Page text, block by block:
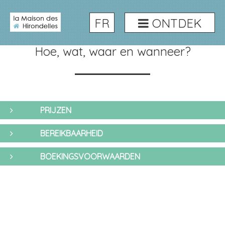
FR ONTDEK
Praktisch
Hoe, wat, waar en wanneer?
PRIJZEN
BEREIKBAARHEID
BOEKINGSVOORWAARDEN